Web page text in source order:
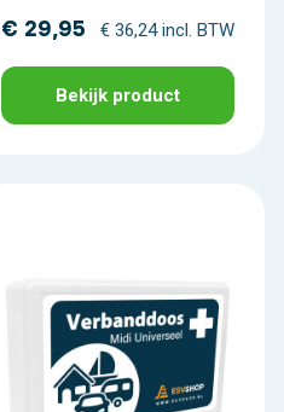
€ 29,95 € 36,24 incl. BTW
Bekijk product